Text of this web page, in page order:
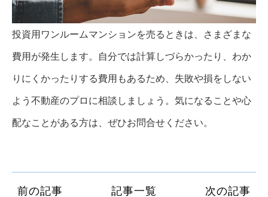
投資用ワンルームマンションを売るときは、さまざまな
費用が発生します。自分では計算しづらかったり、わか
りにくかったりする費用もあるため、失敗や損をしない
よう不動産のプロに相談しましょう。気になることや心
配なことがある方は、ぜひお問合せください。
前の記事 記事一覧 次の記事